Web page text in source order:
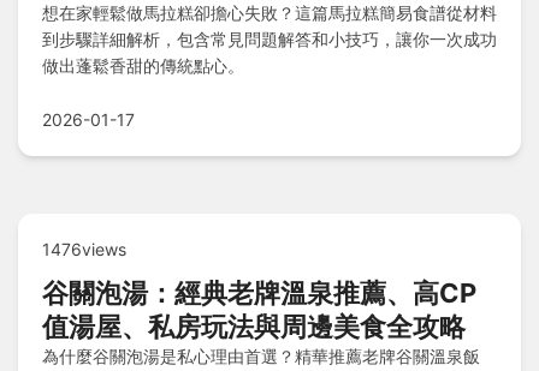
想在家輕鬆做馬拉糕卻擔心失敗？這篇馬拉糕簡易食譜從材料
到步驟詳細解析，包含常見問題解答和小技巧，讓你一次成功
做出蓬鬆香甜的傳統點心。
2026-01-17
1476views
谷關泡湯：經典老牌溫泉推薦、高CP
值湯屋、私房玩法與周邊美食全攻略
為什麼谷關泡湯是私心理由首選？精華推薦老牌谷關溫泉飯